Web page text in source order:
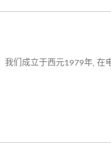
们成立于西元1979年,